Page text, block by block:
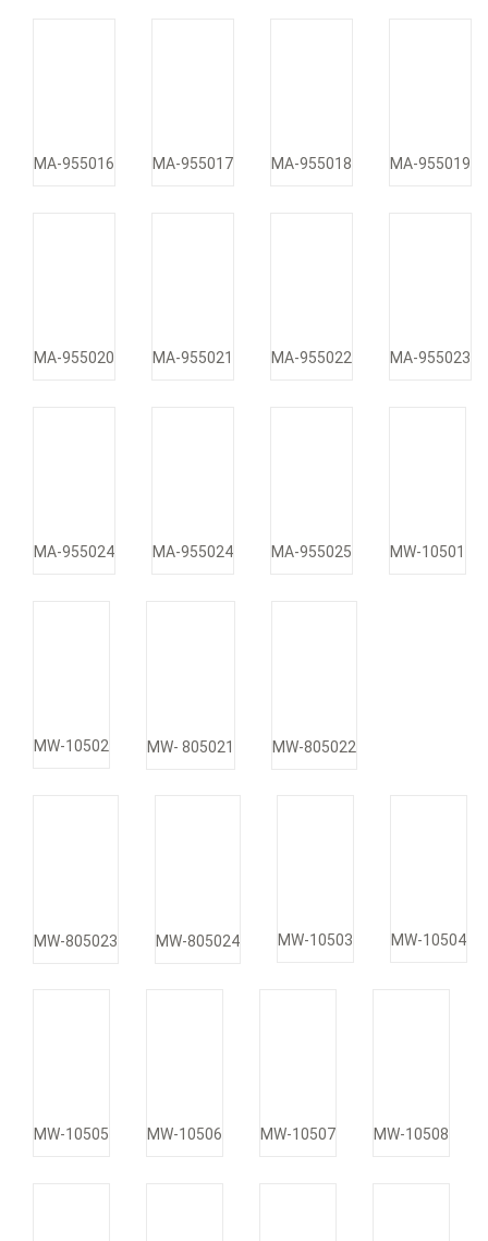
MA-955016 MA-955017 MA-955018 MA-955019
MA-955020 MA-955021 MA-955022 MA-955023
MA-955024 MA-955024 MA-955025 MW-10501
MW-10502 MW- 805021 MW-805022
MW-805023 MW-805024 MW-10503 MW-10504
MW-10505 MW-10506 MW-10507 MW-10508